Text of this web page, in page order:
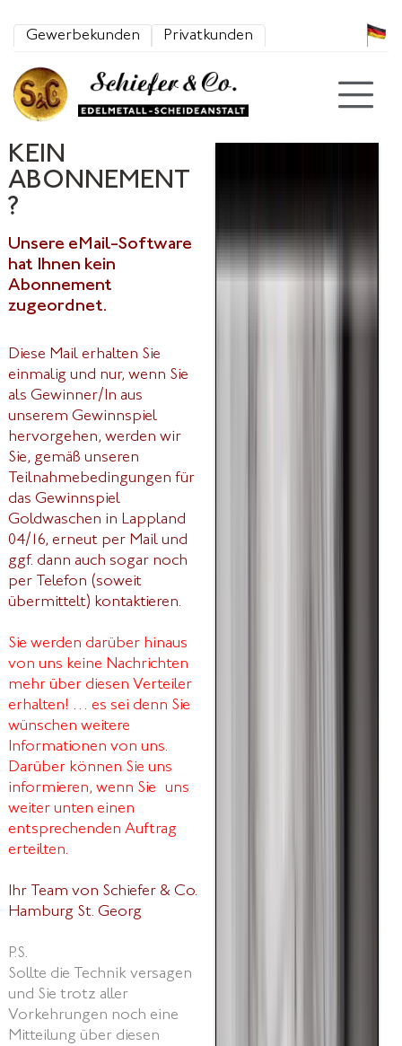
Gewerbekunden Privatkunden
KEIN
ABONNEMENT
?
Unsere eMail-Software
hat Ihnen kein
Abonnement
zugeordnet.
Diese Mail erhalten Sie
einmalig und nur, wenn Sie
als Gewinner/In aus
unserem Gewinnspiel
hervorgehen, werden wir
Sie, gemäß unseren
Teilnahmebedingungen für
das Gewinnspiel
Goldwaschen in Lappland
04/16, erneut per Mail und
ggf. dann auch sogar noch
per Telefon (soweit
übermittelt) kontaktieren.
Sie werden darüber hinaus
von uns keine Nachrichten
mehr über diesen Verteiler
erhalten! … es sei denn Sie
wünschen weitere
Informationen von uns.
Darüber können Sie uns
informieren, wenn Sie uns
weiter unten einen
entsprechenden Auftrag
erteilten.
Ihr Team von Schiefer & Co.
Hamburg St. Georg
P.S.
Sollte die Technik versagen
und Sie trotz aller
Vorkehrungen noch eine
Mitteilung über diesen